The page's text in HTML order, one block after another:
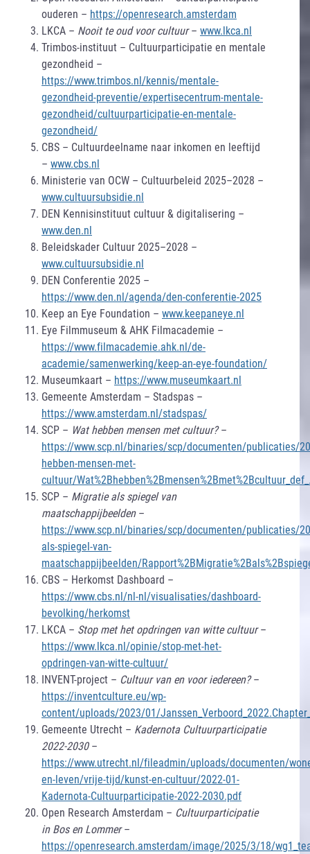
ouderen – https://openresearch.amsterdam
LKCA – Nooit te oud voor cultuur– www.lkca.nl
Trimbos-instituut – Cultuurparticipatie en mentale
gezondheid –
https://www.trimbos.nl/kennis/mentale-
gezondheid-preventie/expertisecentrum-mentale-
gezondheid/cultuurparticipatie-en-mentale-
gezondheid/
CBS – Cultuurdeelname naar inkomen en leeftijd
– www.cbs.nl
Ministerie van OCW – Cultuurbeleid 2025–2028 –
www.cultuursubsidie.nl
DEN Kennisinstituut cultuur & digitalisering –
www.den.nl
Beleidskader Cultuur 2025–2028 –
www.cultuursubsidie.nl
DEN Conferentie 2025 –
https://www.den.nl/agenda/den-conferentie-2025
Keep an Eye Foundation – www.keepaneye.nl
Eye Filmmuseum & AHK Filmacademie –
https://www.filmacademie.ahk.nl/de-
academie/samenwerking/keep-an-eye-foundation/
Museumkaart – https://www.museumkaart.nl
Gemeente Amsterdam – Stadspas –
https://www.amsterdam.nl/stadspas/
SCP – Wat hebben mensen met cultuur?–
https://www.scp.nl/binaries/scp/documenten/publicaties/
hebben-mensen-met-
cultuur/
SCP – Migratie als spiegel van
maatschappijbeelden–
https://www.scp.nl/binaries/scp/documenten/publicaties/
als-spiegel-van-
maatschappijbeelden/
CBS – Herkomst Dashboard –
https://www.cbs.nl/nl-nl/visualisaties/dashboard-
bevolking/herkomst
LKCA – Stop met het opdringen van witte cultuur–
https://www.lkca.nl/opinie/stop-met-het-
opdringen-van-witte-cultuur/
INVENT-project – Cultuur van en voor iedereen?–
https://inventculture.eu/wp-
content/uploads/2023/01/
Gemeente Utrecht – Kadernota Cultuurparticipatie
2022-2030–
https://www.utrecht.nl/fileadmin/uploads/documenten/
en-leven/vrije-tijd/kunst-en-cultuur/2022-01-
Kadernota-Cultuurparticipatie-2022-2030.pdf
Open Research Amsterdam – Cultuurparticipatie
in Bos en Lommer–
https://openresearch.amsterdam/image/2025/3/18/